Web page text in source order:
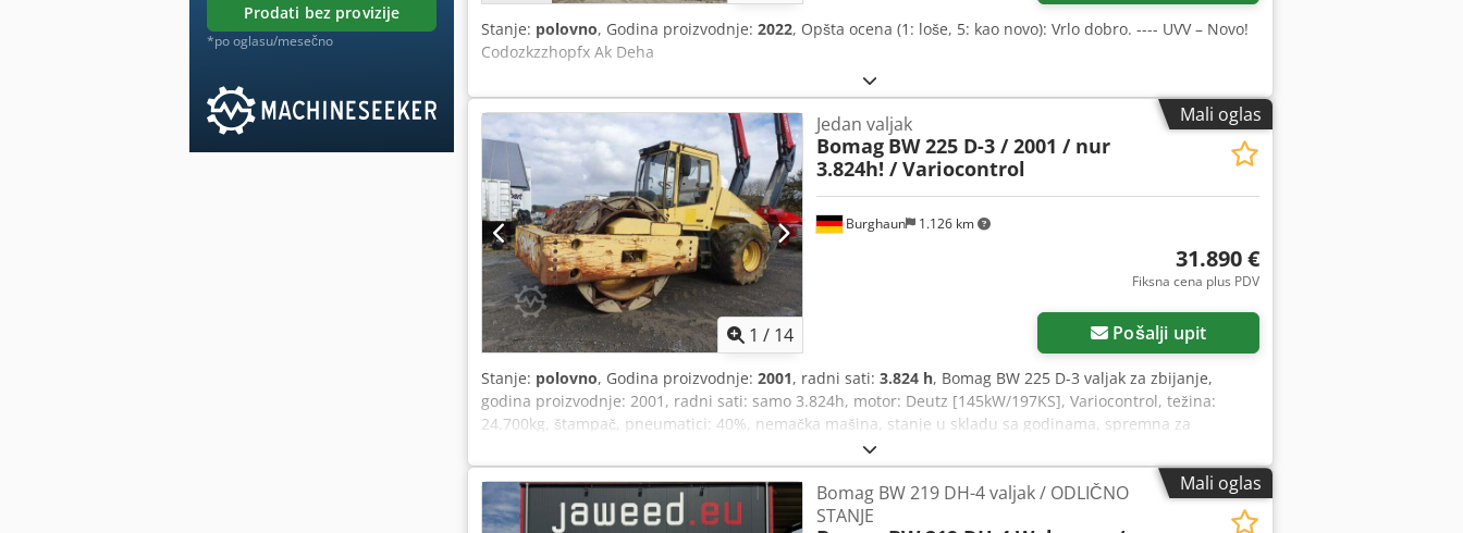
prodati bez provizije
*po oglasu/mesečno
Stanje: polovno, Godina proizvodnje: 2022, Opšta ocena (1: loše, 5: kao novo): Vrlo dobro. ---- UVV – Novo!
Codozkzzhopfx Ak Deha
Mali oglas
1 / 14
Burghaun 1.126 km
Jedan valjak
Bomag BW 225 D-3 / 2001 / nur
3.824h! / Variocontrol
31.890 €
Fiksna cena plus PDV
Pošalji upit
Stanje: polovno, Godina proizvodnje: 2001, radni sati: 3.824 h, Bomag BW 225 D-3 valjak za zbijanje,
godina proizvodnje: 2001, radni sati: samo 3.824h, motor: Deutz [145kW/197KS], Variocontrol, težina:
24.700kg, štampač, pneumatici: 40%, nemačka mašina, stanje u skladu sa godinama, spremna za
upotrebu Chodpfx Akjzpdhzs Doa Na zahtev možemo Vam ponuditi leasing ili finansiranje. Gospodin
Mihm (tel.) Vam je na raspolaganju za dodatne informacije. Više informacija možete pronaći na našem
sajtu. Greške i prethodna prodaja su mogući! Iznajmljivanje je moguće. = Dodatne informacije = Obratite
se Tobiasu Ebertu za više informacija.
Mali oglas
Bomag BW 219 DH-4 valjak / ODLIČNO
STANJE